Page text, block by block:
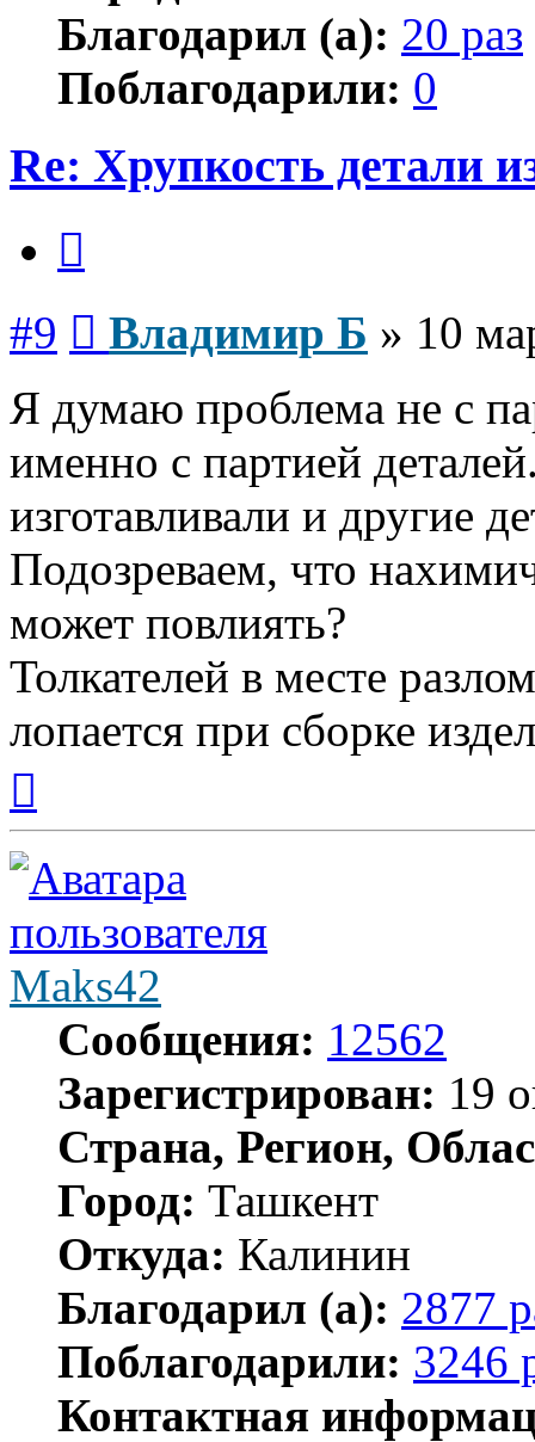
Благодарил (а): 20 раз
Поблагодарили: 0
Re: Хрупкость детали
#9 Владимир Б » 10
Я думаю проблема не с
именно с партией
изготавливали и другие
Подозреваем, что
может повлиять?
Толкателей в месте
лопается при сборке
началу
Maks42
Сообщения: 12562
Зарегистрирован: 19
Страна, Регион,
Город: Ташкент
Откуда: Калинин
Благодарил (а): 2877
Поблагодарили: 3246
Контактная